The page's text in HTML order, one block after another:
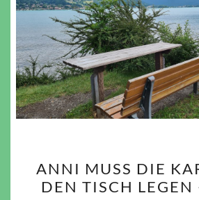
MUSS
DIE
ANNI MUSS DIE
DEN TISCH LEGEN